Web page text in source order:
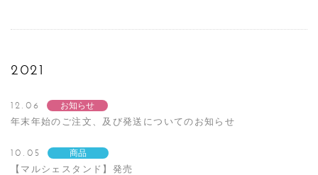
2021
12.06 お知らせ
年末年始のご注文、及び発送についてのお知らせ
10.05 商品
【マルシェスタンド】発売